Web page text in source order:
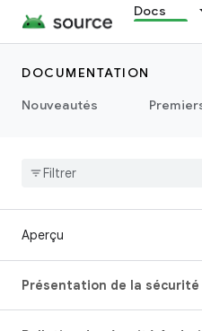
Docs
DOCUMENTATION
Nouveautés
Aperçu
Présentation de la sécurité